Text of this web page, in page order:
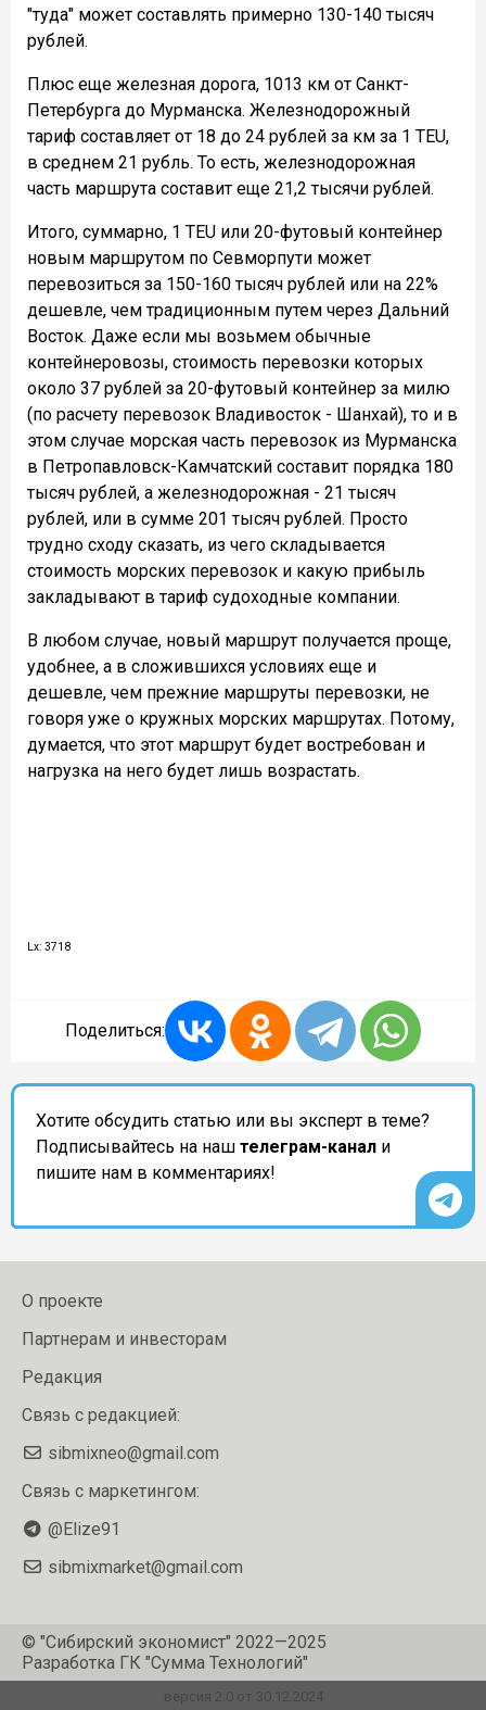
"туда" может составлять примерно 130-140 тысяч
рублей.
Плюс еще железная дорога, 1013 км от Санкт-
Петербурга до Мурманска. Железнодорожный
тариф составляет от 18 до 24 рублей за км за 1 TEU,
в среднем 21 рубль. То есть, железнодорожная
часть маршрута составит еще 21,2 тысячи рублей.
Итого, суммарно, 1 TEU или 20-футовый контейнер
новым маршрутом по Севморпути может
перевозиться за 150-160 тысяч рублей или на 22%
дешевле, чем традиционным путем через Дальний
Восток. Даже если мы возьмем обычные
контейнеровозы, стоимость перевозки которых
около 37 рублей за 20-футовый контейнер за милю
(по расчету перевозок Владивосток - Шанхай), то и в
этом случае морская часть перевозок из Мурманска
в Петропавловск-Камчатский составит порядка 180
тысяч рублей, а железнодорожная - 21 тысяч
рублей, или в сумме 201 тысяч рублей. Просто
трудно сходу сказать, из чего складывается
стоимость морских перевозок и какую прибыль
закладывают в тариф судоходные компании.
В любом случае, новый маршрут получается проще,
удобнее, а в сложившихся условиях еще и
дешевле, чем прежние маршруты перевозки, не
говоря уже о кружных морских маршрутах. Потому,
думается, что этот маршрут будет востребован и
нагрузка на него будет лишь возрастать.
Lx: 3718
Поделиться:
Хотите обсудить статью или вы эксперт в теме?
Подписывайтесь на наш телеграм-канал и
пишите нам в комментариях!
О проекте
Партнерам и инвесторам
Редакция
Связь с редакцией:
sibmixneo@gmail.com
Связь с маркетингом:
@Elize91
sibmixmarket@gmail.com
© "Сибирский экономист" 2022—2025
Разработка ГК "Сумма Технологий"
версия 2.0 от 30.12.2024